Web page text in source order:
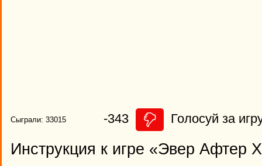
Сыграли: 33015 -343 Голосуй за
Инструкция к игре «Эвер Афтер